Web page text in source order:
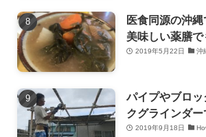
医食同源の沖
美味しい薬膳で
2019年5月22日 沖
パイプやブロ
クグラインダー
2019年9月18日